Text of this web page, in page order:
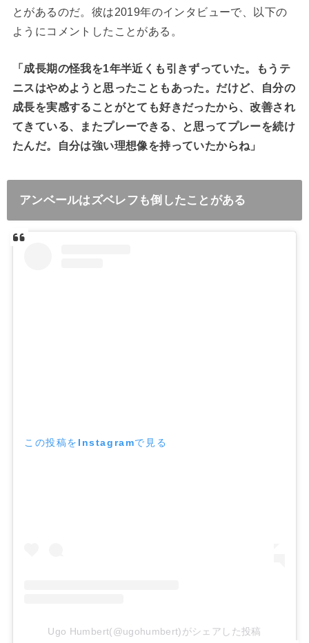
とがあるのだ。彼は2019年のインタビューで、以下の
ようにコメントしたことがある。
「成長期の怪我を1年半近くも引きずっていた。もうテ
ニスはやめようと思ったこともあった。だけど、自分の
成長を実感することがとても好きだったから、改善され
てきている、またプレーできる、と思ってプレーを続け
たんだ。自分は強い理想像を持っていたからね」
アンベールはズベレフも倒したことがある
この投稿をInstagramで見る
Ugo Humbert(@ugohumbert)がシェアした投稿